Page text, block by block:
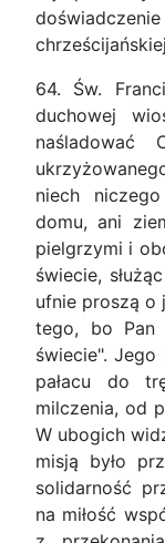
64. Św.
duchowej
naśladować
niech
domu, ani
pielgrzymi i
świecie,
ufnie proszą o
tego, bo Pan
świecie". Jego
pałacu do
milczenia, od
W ubogich
misją było
solidarność
na miłość